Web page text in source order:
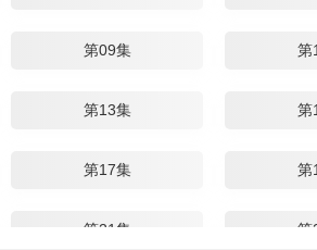
第09集 第
第13集 第
第17集 第
第21集 第